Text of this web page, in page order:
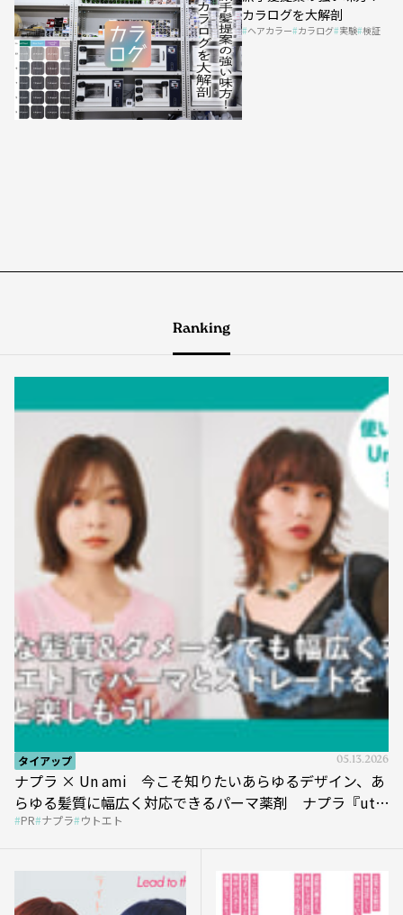
カラログを大解剖
ヘアカラー カラログ 実験 検証
Ranking
タイアップ 05.13.2026
ナプラ × Un ami 今こそ知りたいあらゆるデザイン、あ
らゆる髪質に幅広く対応できるパーマ薬剤 ナプラ『ut-
et』
PR ナプラ ウトエト